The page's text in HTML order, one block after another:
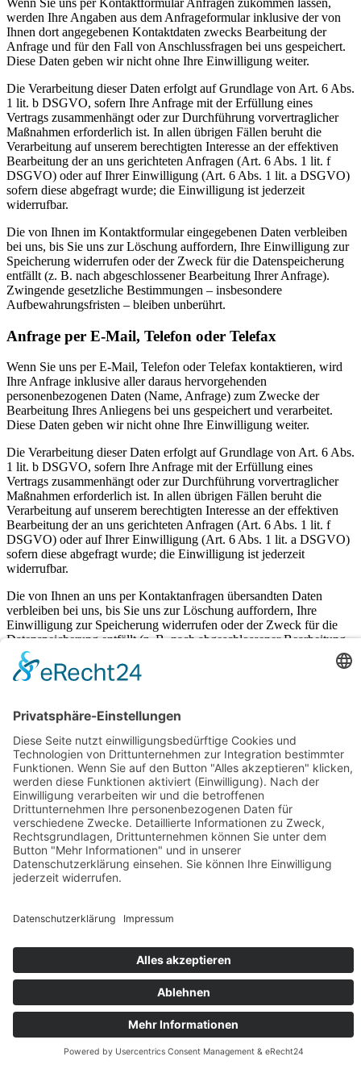
werden Ihre Angaben aus dem Anfrageformular inklusive der von
Ihnen dort angegebenen Kontaktdaten zwecks Bearbeitung der
Anfrage und für den Fall von Anschlussfragen bei uns gespeichert.
Diese Daten geben wir nicht ohne Ihre Einwilligung weiter.
Die Verarbeitung dieser Daten erfolgt auf Grundlage von Art. 6 Abs.
1 lit. b DSGVO, sofern Ihre Anfrage mit der Erfüllung eines
Vertrags zusammenhängt oder zur Durchführung vorvertraglicher
Maßnahmen erforderlich ist. In allen übrigen Fällen beruht die
Verarbeitung auf unserem berechtigten Interesse an der effektiven
Bearbeitung der an uns gerichteten Anfragen (Art. 6 Abs. 1 lit. f
DSGVO) oder auf Ihrer Einwilligung (Art. 6 Abs. 1 lit. a DSGVO)
sofern diese abgefragt wurde; die Einwilligung ist jederzeit
widerrufbar.
Die von Ihnen im Kontaktformular eingegebenen Daten verbleiben
bei uns, bis Sie uns zur Löschung auffordern, Ihre Einwilligung zur
Speicherung widerrufen oder der Zweck für die Datenspeicherung
entfällt (z. B. nach abgeschlossener Bearbeitung Ihrer Anfrage).
Zwingende gesetzliche Bestimmungen – insbesondere
Aufbewahrungsfristen – bleiben unberührt.
Anfrage per E-Mail, Telefon oder Telefax
Wenn Sie uns per E-Mail, Telefon oder Telefax kontaktieren, wird
Ihre Anfrage inklusive aller daraus hervorgehenden
personenbezogenen Daten (Name, Anfrage) zum Zwecke der
Bearbeitung Ihres Anliegens bei uns gespeichert und verarbeitet.
Diese Daten geben wir nicht ohne Ihre Einwilligung weiter.
Die Verarbeitung dieser Daten erfolgt auf Grundlage von Art. 6 Abs.
1 lit. b DSGVO, sofern Ihre Anfrage mit der Erfüllung eines
Vertrags zusammenhängt oder zur Durchführung vorvertraglicher
Maßnahmen erforderlich ist. In allen übrigen Fällen beruht die
Verarbeitung auf unserem berechtigten Interesse an der effektiven
Bearbeitung der an uns gerichteten Anfragen (Art. 6 Abs. 1 lit. f
DSGVO) oder auf Ihrer Einwilligung (Art. 6 Abs. 1 lit. a DSGVO)
sofern diese abgefragt wurde; die Einwilligung ist jederzeit
widerrufbar.
Die von Ihnen an uns per Kontaktanfragen übersandten Daten
verbleiben bei uns, bis Sie uns zur Löschung auffordern, Ihre
Einwilligung zur Speicherung widerrufen oder der Zweck für die
Datenspeicherung entfällt (z. B. nach abgeschlossener Bearbeitung
Ihres Anliegens). Zwingende gesetzliche Bestimmungen –
insbesondere gesetzliche Aufbewahrungsfristen – bleiben unberührt.
Google Fonts (lokales Hosting)
Diese Seite nutzt zur einheitlichen Darstellung von Schriftarten so
genannte Google Fonts, die von Google bereitgestellt werden. Die
Google Fonts sind lokal installiert. Eine Verbindung zu Servern von
Google findet dabei nicht statt.
Weitere Informationen zu Google Fonts finden Sie unter
https://developers.google.com/fonts/faqund in der
Datenschutzerklärung von Google:
https://policies.google.com/privacy?hl=de
COOKIE-EINSTELLUNGEN